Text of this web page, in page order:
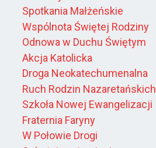
Spotkania Małżeńskie
Wspólnota Świętej Rodziny
Odnowa w Duchu Świętym
Akcja Katolicka
Droga Neokatechumenalna
Ruch Rodzin Nazaretańskich
Szkoła Nowej Ewangelizacji
Fraternia Faryny
W Połowie Drogi